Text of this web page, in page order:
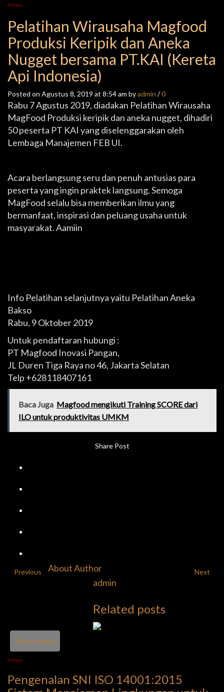
News
Pelatihan Wirausaha Magfood
Produksi Keripik dan Aneka
Nugget bersama PT.KAI (Kereta
Api Indonesia)
Posted on Agustus 8, 2019 at 8:54 am byadmin /0
Rabu 7 Agustus 2019, diadakan Pelatihan Wirausaha
MagFood Produksi keripik dan aneka nugget, dihadiri
50 peserta PT KAI yang diselenggarakan oleh
Lembaga Manajemen FEB UI.
Acara berlangsung seru dan penuh antusias para
peserta yang ingin praktek langsung. Semoga
MagFood selalu bisa memberikan ilmu yang
bermanfaat, inspirasi dan peluang usaha untuk
masyarakat. Aamiin
Info Pelatihan selanjutnya yaitu Pelatihan Aneka
Bakso
Rabu, 9 Oktober 2019
Untuk pendaftaran hubungi :
PT Magfood Inovasi Pangan,
JL Duren Tiga Raya no 46, Jakarta Selatan
Telp +628118407161
Baca Juga Magfood mengikuti Training SCORE dari
ILO untuk produktivitas UMKM
Share Post
Previous Next
About Author
admin
Related posts
More details
News
Pengenalan SNI ISO 14001:2015